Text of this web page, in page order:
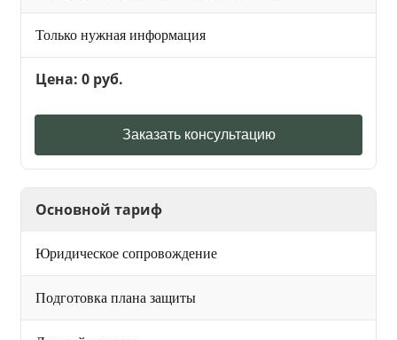
Только нужная информация
Цена: 0 руб.
Заказать консультацию
Основной тариф
Юридическое сопровождение
Подготовка плана защиты